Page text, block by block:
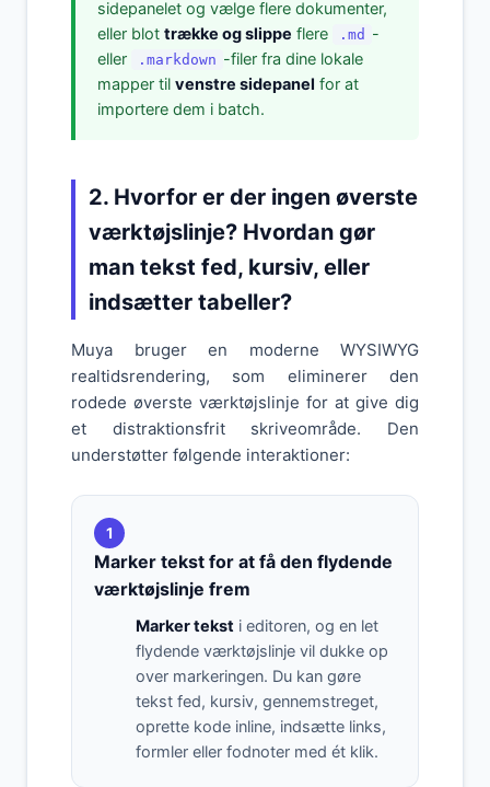
sidepanelet og vælge flere dokumenter,
eller blot trække og slippe flere .md -
eller
.markdown -filer fra dine lokale
mapper til venstre sidepanel for at
importere dem i batch.
2. Hvorfor er der ingen øverste
værktøjslinje? Hvordan gør
man tekst fed, kursiv, eller
indsætter tabeller?
Muya bruger en moderne WYSIWYG
realtidsrendering, som eliminerer den
rodede øverste værktøjslinje for at give dig
et distraktionsfrit skriveområde. Den
understøtter følgende interaktioner:
1
Marker tekst for at få den flydende
værktøjslinje frem
Marker tekst i editoren, og en let
flydende værktøjslinje vil dukke op
over markeringen. Du kan gøre
tekst fed, kursiv, gennemstreget,
oprette kode inline, indsætte links,
formler eller fodnoter med ét klik.